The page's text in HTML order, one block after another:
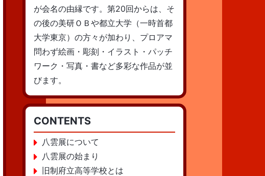
が会名の由縁です。第20回からは、そ
の後の美研ＯＢや都立大学（一時首都
大学東京）の方々が加わり、プロアマ
問わず絵画・彫刻・イラスト・パッチ
ワーク・写真・書など多彩な作品が並
びます。
CONTENTS
八雲展について
八雲展の始まり
旧制府立高等学校とは